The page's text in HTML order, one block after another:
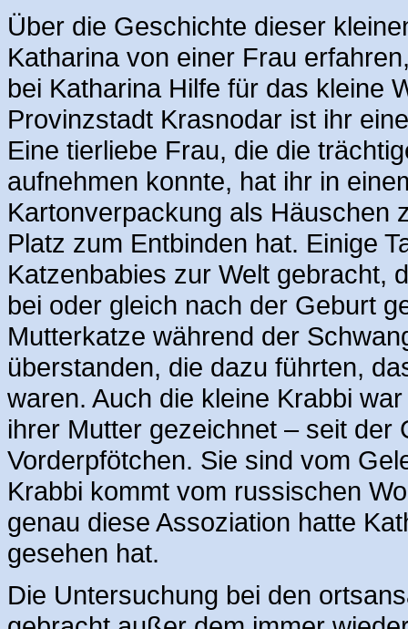
Über die Geschichte dieser
Katharina von einer Frau
bei Katharina Hilfe für das kleine
Provinzstadt Krasnodar ist ihr
Eine tierliebe Frau, die die
aufnehmen konnte, hat ihr in
Kartonverpackung als Häuschen
Platz zum Entbinden hat. Einige
Katzenbabies zur Welt gebracht,
bei oder gleich nach der Geburt
Mutterkatze während der
überstanden, die dazu führten,
waren. Auch die kleine Krabbi
ihrer Mutter gezeichnet – seit der
Vorderpfötchen. Sie sind vom
Krabbi kommt vom russischen
genau diese Assoziation hatte
gesehen hat.
Die Untersuchung bei den